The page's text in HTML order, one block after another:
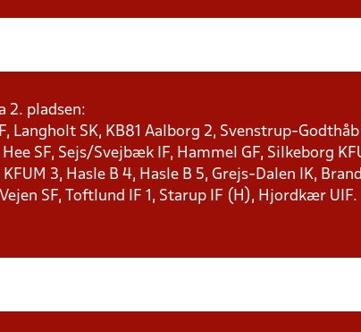
2. pladsen:
Langholt SK, KB81 Aalborg 2, Svenstrup-Godthåb
SF, Sejs/Svejbæk IF, Hammel GF, Silkeborg
3, Hasle B 4, Hasle B 5, Grejs-Dalen IK,
SF, Toftlund IF 1, Starup IF (H), Hjordkær UIF.